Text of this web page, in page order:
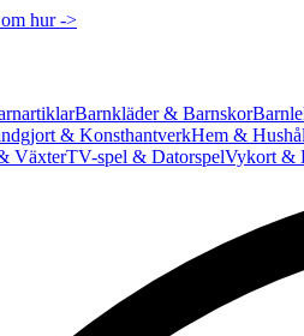
hur ->
Barnkläder & Barnskor
& KonsthantverkHem &
VäxterTV-spel & DatorspelVykort &